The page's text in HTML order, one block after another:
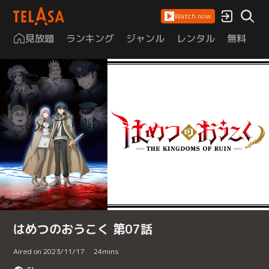
Watch now
見放題 ランキング ジャンル レンタル 無料
はめつのおうこく 第07話
Aired on 2023/11/17 24mins